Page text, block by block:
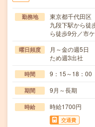
勤務地
東京都千代田区
九段下駅から徒
ら徒歩9分／市
曜日頻度
月～金の週5日
ため週3出社
時間 9：15～18：00
期間 9月～長期
時給 時給1700円
交通費